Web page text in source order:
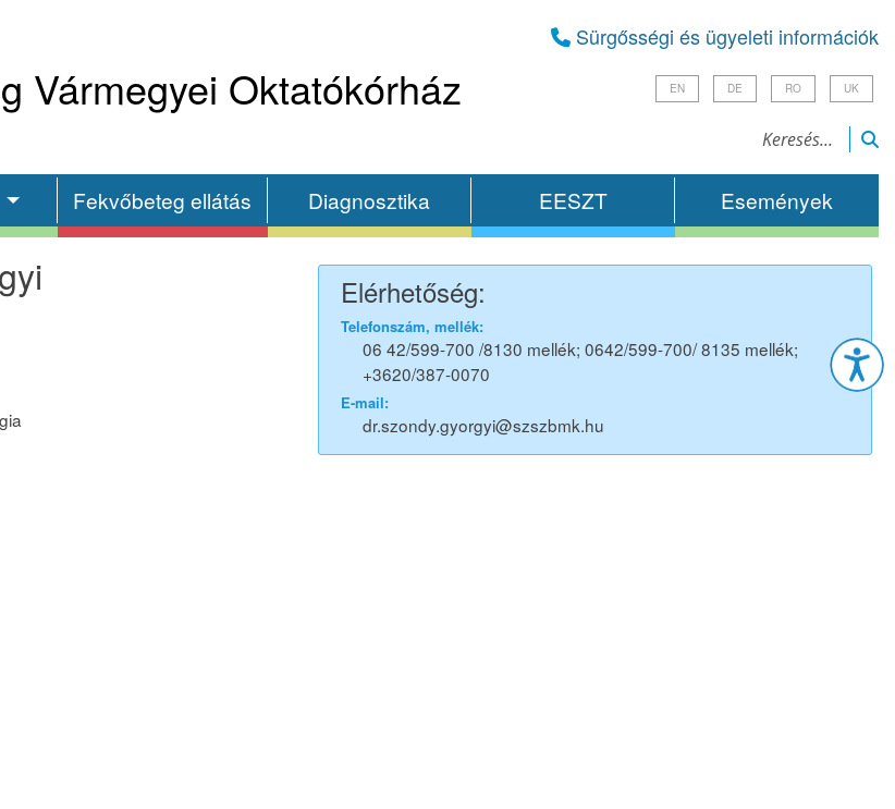
Vármegyei Oktatókórház
Sürgősségi és ügyeleti információk
EN DE RO UK
Fekvőbeteg ellátás Diagnosztika EESZT Események
Elérhetőség:
Telefonszám, mellék:
06 42/599-700 /8130 mellék; 0642/599-700/ 8135 mellék;
+3620/387-0070
E-mail:
dr.szondy.gyorgyi@szszbmk.hu